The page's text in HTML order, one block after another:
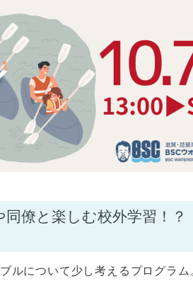
同僚と楽しむ校外学習！？
ルについて少し考えるプログラム